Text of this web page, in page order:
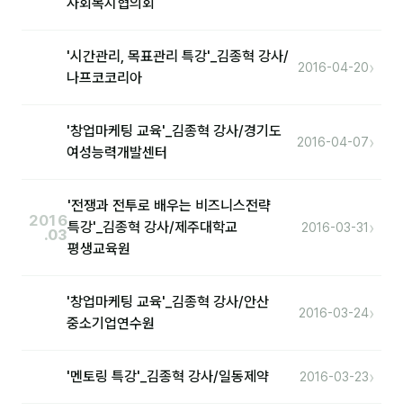
대면교육 후기
고객사 레퍼런스
AI입문
전체 도구
사회복지협의회
'시간관리, 목표관리 특강'_김종혁 강사/
나프코코리아
2016-04-20›
'창업마케팅 교육'_김종혁 강사/경기도
여성능력개발센터
2016-04-07›
2016
.03
'전쟁과 전투로 배우는 비즈니스전략
특강'_김종혁 강사/제주대학교
평생교육원
2016-03-31 ›
'창업마케팅 교육'_김종혁 강사/안산
중소기업연수원
2016-03-24›
'멘토링 특강'_김종혁 강사/일동제약 2016-03-23›